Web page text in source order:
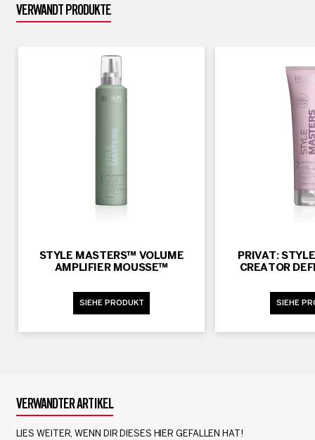
VERWANDT PRODUKTE
STYLE MASTERS™ VOLUME
AMPLIFIER MOUSSE™
SIEHE PRODUKT
PRIVAT:
CREATOR
SIEHE
VERWANDTER ARTIKEL
LIES WEITER, WENN DIR DIESES HIER GEFALLEN HAT!